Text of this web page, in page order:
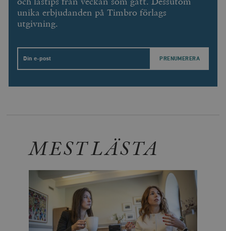
unika erbjudanden på Timbro förlags
utgivning.
Email
MEST LÄSTA